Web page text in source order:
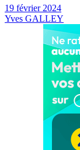
19 février 2024
Yves GALLEY